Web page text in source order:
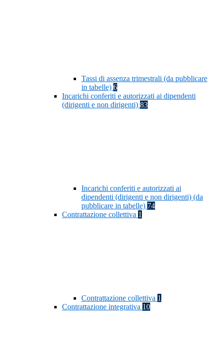
Tassi di assenza trimestrali (da pubblicare
in tabelle) 6
Incarichi conferiti e autorizzati ai dipendenti
(dirigenti e non dirigenti) 83
Incarichi conferiti e autorizzati ai
dipendenti (dirigenti e non dirigenti) (da
pubblicare in tabelle) 74
Contrattazione collettiva 1
Contrattazione collettiva 1
Contrattazione integrativa 10